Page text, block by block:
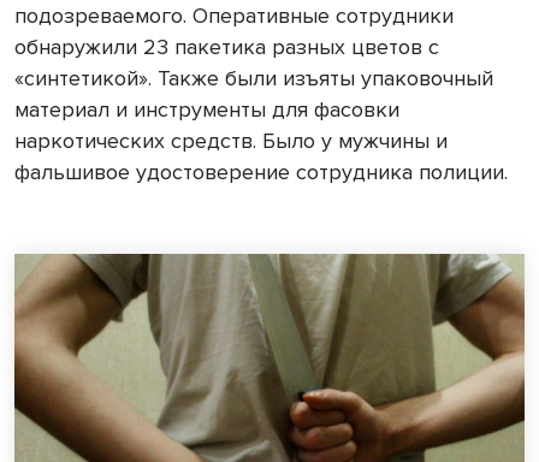
подозреваемого. Оперативные сотрудники
обнаружили 23 пакетика разных цветов с
«синтетикой». Также были изъяты упаковочный
материал и инструменты для фасовки
наркотических средств. Было у мужчины и
фальшивое удостоверение сотрудника полиции.